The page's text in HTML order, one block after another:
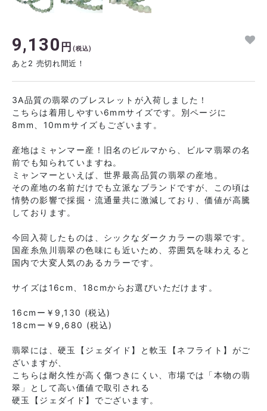
9,130 円 (税込)
あと2 売切れ間近！
3A品質の翡翠のブレスレットが入荷しました！
こちらは着用しやすい6mmサイズです。別ページに
8mm、10mmサイズもございます。
産地はミャンマー産！旧名のビルマから、ビルマ翡翠の名
前でも知られていますね。
ミャンマーといえば、世界最高品質の翡翠の産地。
その産地の名前だけでも立派なブランドですが、この頃は
情勢の影響で採掘・流通量共に激減しており、価値が高騰
しております。
今回入荷したものは、シックなダークカラーの翡翠です。
国産糸魚川翡翠の色味にも近いため、雰囲気を味わえると
国内で大変人気のあるカラーです。
サイズは16cm、18cmからお選びいただけます。
16cmー￥9,130 (税込)
18cmー￥9,680 (税込)
翡翠には、硬玉【ジェダイド】と軟玉【ネフライト】がご
ざいますが、
こちらは耐久性が高く傷つきにくい、市場では「本物の翡
翠」として高い価値で取引される
硬玉【ジェダイド】でございます。